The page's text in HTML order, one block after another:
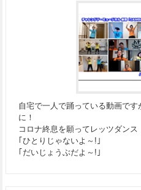
自宅で一人で踊っている動画で
に！
コロナ終息を願ってレッツダンス
｢ひとりじゃないよ～!｣
｢だいじょうぶだよ～!｣